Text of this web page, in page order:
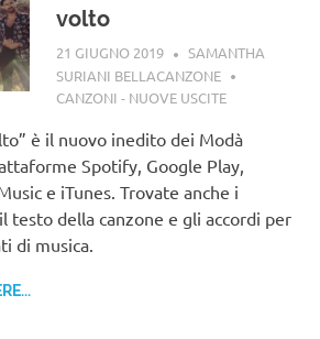
volto
21 GIUGNO 2019
SAMANTHA
SURIANI BELLACANZONE
CANZONI - NUOVE USCITE
è il nuovo inedito dei Modà
Spotify, Google Play,
e iTunes. Trovate anche i
testo della canzone e gli accordi per
di musica.